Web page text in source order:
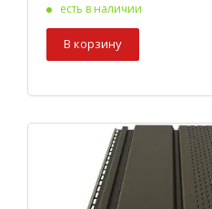
есть в наличии
В корзину